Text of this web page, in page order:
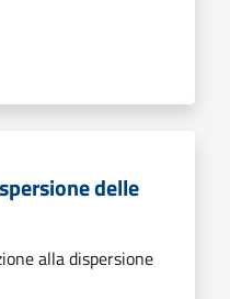
delle
alla dispersione